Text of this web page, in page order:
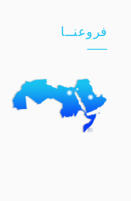
فروعنــا